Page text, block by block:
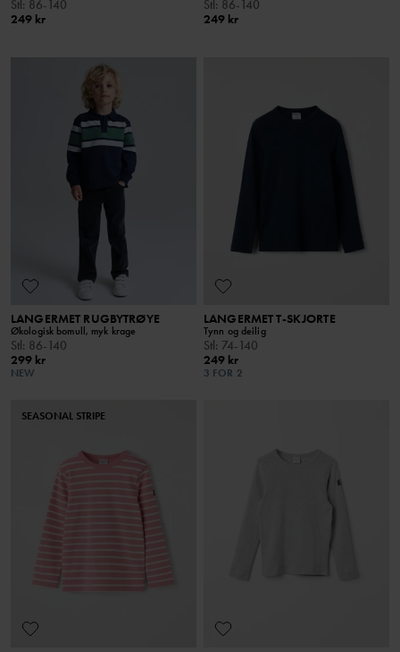
Stl: 86-140
249 kr
Stl: 86-140
249 kr
LANGERMET RUGBYTRØYE
Økologisk bomull, myk krage
Stl: 86-140
299 kr
NEW
LANGERMET T-SKJORTE
Tynn og deilig
Stl: 74-140
249 kr
3 FOR 2
SEASONAL STRIPE